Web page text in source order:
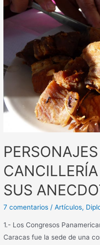
SUS
7 comentarios /Artículos,
1.- Los Congresos
Caracas fue la sede de una